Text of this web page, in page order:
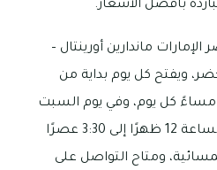
بأفضل الأسعار.
ماندارين أورينتال –
ويفتح كل يوم بداية من
الساعة 6 مساءً وحتى 11:30 مساءً كل يوم، وفي يوم السبت
توجد فترة صباحية تبدأ من الساعة 12 ظهرًا إلى 3:30 عصرًا
ومتاح التواصل على